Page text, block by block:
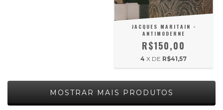
JACQUES MARITAIN -
ANTIMODERNE
R$150,00
4 X DE R$41,57
MOSTRAR MAIS PRODUTOS